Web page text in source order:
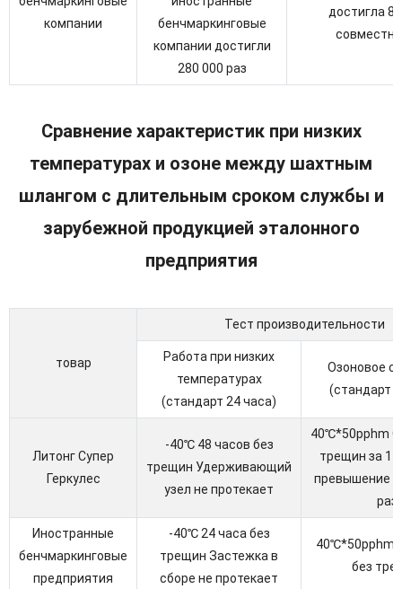
компании
бенчмаркинговые
компании достигли
280 000 раз
достигла
Сравнение характеристик при низких
температурах и озоне между шахтным
шлангом с длительным сроком службы и
зарубежной продукцией эталонного
предприятия
товар
Тест производительности
Работа при низких
температурах
(стандарт 24 часа)
Озоновое
(стандарт
Литонг Супер
Геркулес
-40℃ 48 часов без
трещин Удерживающий
узел не протекает
40℃*50pphm
трещин за
превышение
раз
Иностранные
бенчмаркинговые
предприятия
-40℃ 24 часа без
трещин Застежка в
сборе не протекает
40℃*50pphm
без